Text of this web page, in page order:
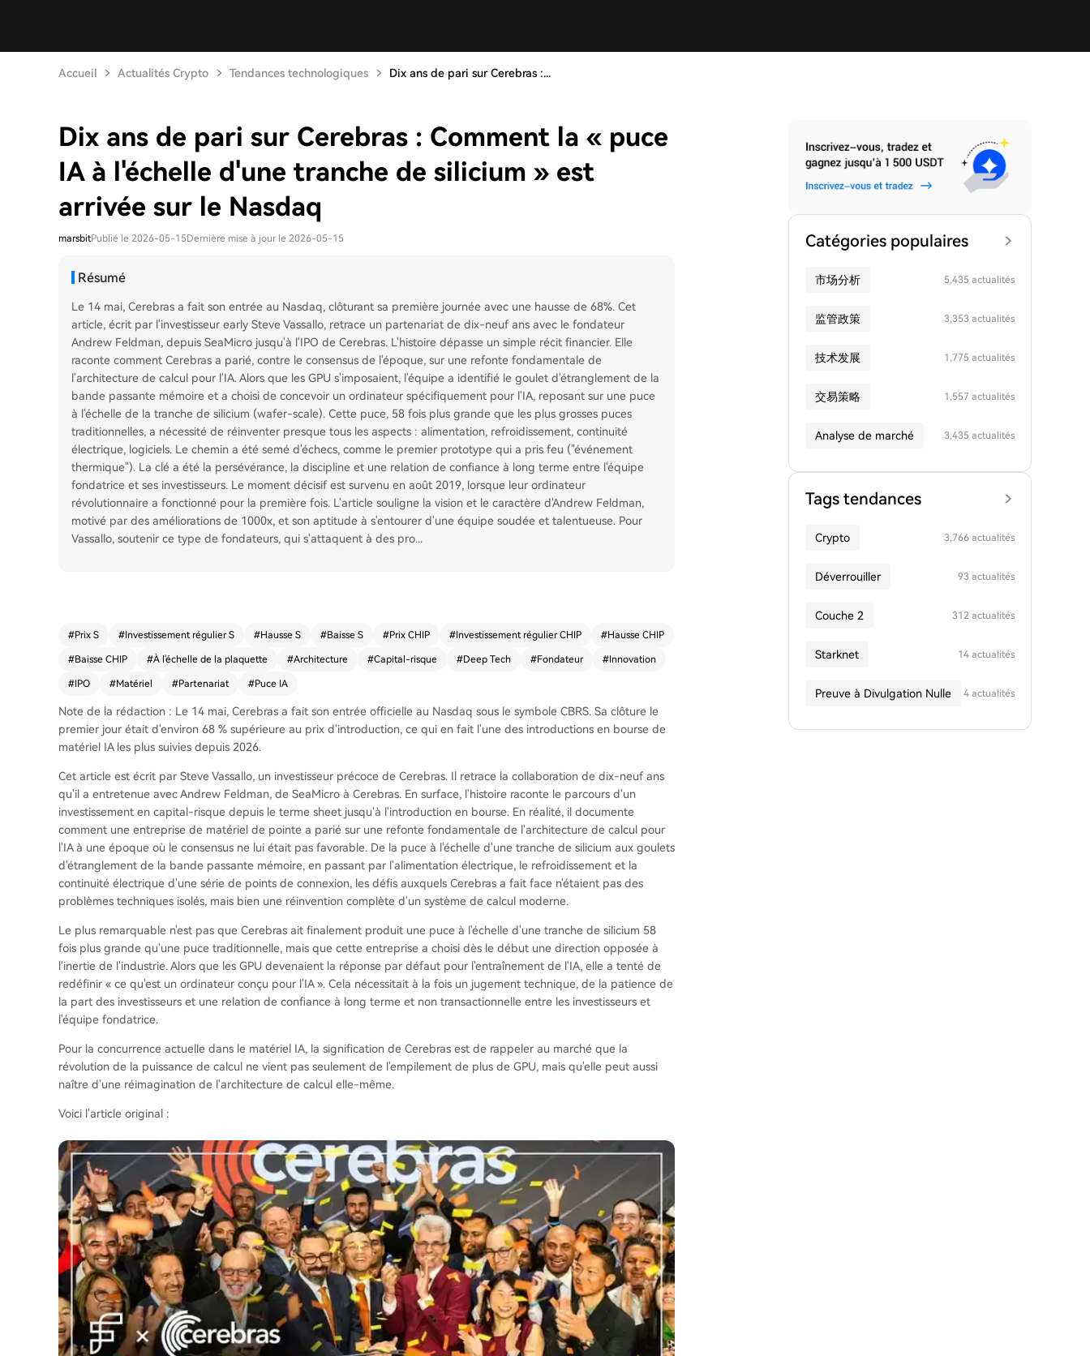
Accueil Actualités Crypto Tendances technologiques Dix ans de pari sur Cerebras :...
Dix ans de pari sur Cerebras : Comment la « puce
IA à l'échelle d'une tranche de silicium » est
arrivée sur le Nasdaq
marsbitPublié le 2026-05-15Dernière mise à jour le 2026-05-15
Résumé
Le 14 mai, Cerebras a fait son entrée au Nasdaq, clôturant sa première journée avec une hausse de 68%. Cet
article, écrit par l'investisseur early Steve Vassallo, retrace un partenariat de dix-neuf ans avec le fondateur
Andrew Feldman, depuis SeaMicro jusqu'à l'IPO de Cerebras. L'histoire dépasse un simple récit financier. Elle
raconte comment Cerebras a parié, contre le consensus de l'époque, sur une refonte fondamentale de
l'architecture de calcul pour l'IA. Alors que les GPU s'imposaient, l'équipe a identifié le goulet d'étranglement de la
bande passante mémoire et a choisi de concevoir un ordinateur spécifiquement pour l'IA, reposant sur une puce
à l'échelle de la tranche de silicium (wafer-scale). Cette puce, 58 fois plus grande que les plus grosses puces
traditionnelles, a nécessité de réinventer presque tous les aspects : alimentation, refroidissement, continuité
électrique, logiciels. Le chemin a été semé d'échecs, comme le premier prototype qui a pris feu ("événement
thermique"). La clé a été la persévérance, la discipline et une relation de confiance à long terme entre l'équipe
fondatrice et ses investisseurs. Le moment décisif est survenu en août 2019, lorsque leur ordinateur
révolutionnaire a fonctionné pour la première fois. L'article souligne la vision et le caractère d'Andrew Feldman,
motivé par des améliorations de 1000x, et son aptitude à s'entourer d'une équipe soudée et talentueuse. Pour
Vassallo, soutenir ce type de fondateurs, qui s'attaquent à des pro...
#Prix S #Investissement régulier S #Hausse S #Baisse S #Prix CHIP #Investissement régulier CHIP #Hausse CHIP
#Baisse CHIP #À l'échelle de la plaquette #Architecture #Capital-risque #Deep Tech #Fondateur #Innovation
#IPO #Matériel #Partenariat #Puce IA
Note de la rédaction : Le 14 mai, Cerebras a fait son entrée officielle au Nasdaq sous le symbole CBRS. Sa clôture le
premier jour était d'environ 68 % supérieure au prix d'introduction, ce qui en fait l'une des introductions en bourse de
matériel IA les plus suivies depuis 2026.
Cet article est écrit par Steve Vassallo, un investisseur précoce de Cerebras. Il retrace la collaboration de dix-neuf ans
qu'il a entretenue avec Andrew Feldman, de SeaMicro à Cerebras. En surface, l'histoire raconte le parcours d'un
investissement en capital-risque depuis le terme sheet jusqu'à l'introduction en bourse. En réalité, il documente
comment une entreprise de matériel de pointe a parié sur une refonte fondamentale de l'architecture de calcul pour
l'IA à une époque où le consensus ne lui était pas favorable. De la puce à l'échelle d'une tranche de silicium aux goulets
d'étranglement de la bande passante mémoire, en passant par l'alimentation électrique, le refroidissement et la
continuité électrique d'une série de points de connexion, les défis auxquels Cerebras a fait face n'étaient pas des
problèmes techniques isolés, mais bien une réinvention complète d'un système de calcul moderne.
Le plus remarquable n'est pas que Cerebras ait finalement produit une puce à l'échelle d'une tranche de silicium 58
fois plus grande qu'une puce traditionnelle, mais que cette entreprise a choisi dès le début une direction opposée à
l'inertie de l'industrie. Alors que les GPU devenaient la réponse par défaut pour l'entraînement de l'IA, elle a tenté de
redéfinir « ce qu'est un ordinateur conçu pour l'IA ». Cela nécessitait à la fois un jugement technique, de la patience de
la part des investisseurs et une relation de confiance à long terme et non transactionnelle entre les investisseurs et
l'équipe fondatrice.
Pour la concurrence actuelle dans le matériel IA, la signification de Cerebras est de rappeler au marché que la
révolution de la puissance de calcul ne vient pas seulement de l'empilement de plus de GPU, mais qu'elle peut aussi
naître d'une réimagination de l'architecture de calcul elle-même.
Voici l'article original :
Catégories populaires
市场分析 5,435 actualités
监管政策 3,353 actualités
技术发展 1,775 actualités
交易策略 1,557 actualités
Analyse de marché 3,435 actualités
Tags tendances
Crypto 3,766 actualités
Déverrouiller 93 actualités
Couche 2 312 actualités
Starknet 14 actualités
Preuve à Divulgation Nulle 4 actualités